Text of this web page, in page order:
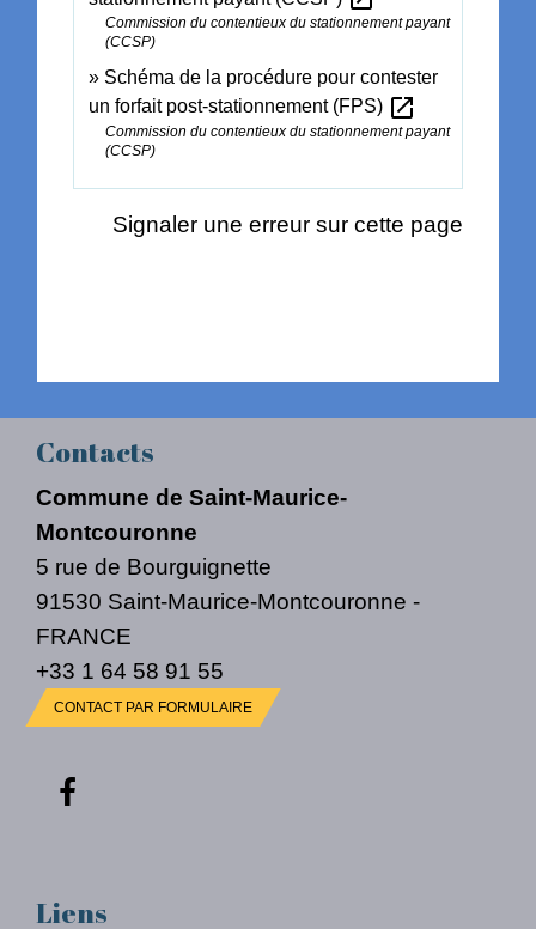
Commission du contentieux du stationnement payant
(CCSP)
Schéma de la procédure pour contester
un forfait post-stationnement (FPS) open_in_new
Commission du contentieux du stationnement payant
(CCSP)
Signaler une erreur sur cette page
Contacts
Commune de Saint-Maurice-
Montcouronne
5 rue de Bourguignette
91530 Saint-Maurice-Montcouronne -
FRANCE
+33 1 64 58 91 55
CONTACT PAR FORMULAIRE
Liens